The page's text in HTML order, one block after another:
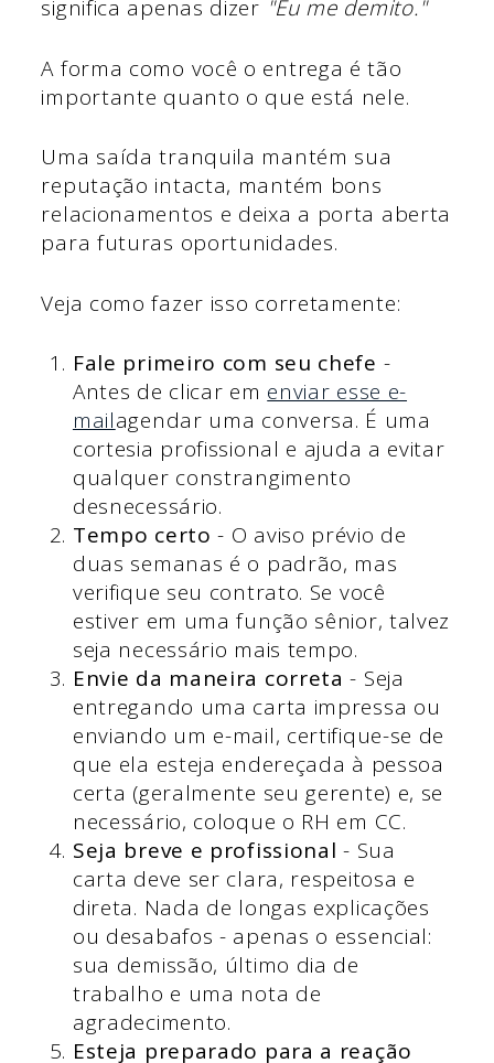
significa apenas dizer "Eu me demito."
A forma como você o entrega é tão
importante quanto o que está nele.
Uma saída tranquila mantém sua
reputação intacta, mantém bons
relacionamentos e deixa a porta aberta
para futuras oportunidades.
Veja como fazer isso corretamente:
Fale primeiro com seu chefe -
Antes de clicar em enviar esse e-
mailagendar uma conversa. É uma
cortesia profissional e ajuda a evitar
qualquer constrangimento
desnecessário.
Tempo certo - O aviso prévio de
duas semanas é o padrão, mas
verifique seu contrato. Se você
estiver em uma função sênior, talvez
seja necessário mais tempo.
Envie da maneira correta - Seja
entregando uma carta impressa ou
enviando um e-mail, certifique-se de
que ela esteja endereçada à pessoa
certa (geralmente seu gerente) e, se
necessário, coloque o RH em CC.
Seja breve e profissional - Sua
carta deve ser clara, respeitosa e
direta. Nada de longas explicações
ou desabafos - apenas o essencial:
sua demissão, último dia de
trabalho e uma nota de
agradecimento.
Esteja preparado para a reação